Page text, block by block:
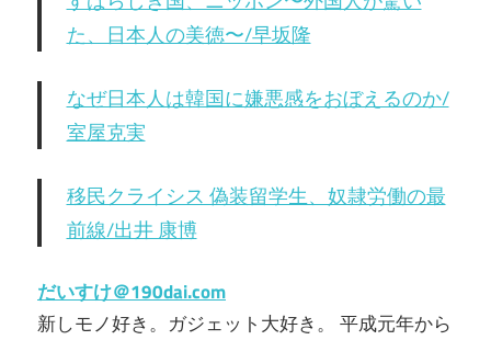
た、日本人の美徳〜/早坂隆
なぜ日本人は韓国に嫌悪感をおぼえるのか/
室屋克実
移民クライシス 偽装留学生、奴隷労働の最
前線/出井 康博
だいすけ＠190dai.com
新しモノ好き。ガジェット大好き。 平成元年から